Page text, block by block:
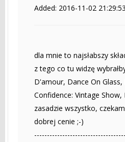
Added: 2016-11-02 21:29:53
dla mnie to najsłabszy
z tego co tu widzę
D'amour, Dance On
Confidence: Vintage
zasadzie wszystko,
dobrej cenie ;-)